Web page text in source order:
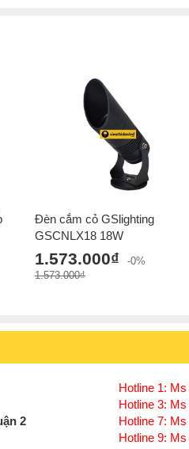
- Nhiệt độ hoạt động của
- Sử dụng chips LED
- Ống kính góc chiếu: 5/10/
Ứng dụng đèn led rọi cột
Đèn led rọi cột 18W có
cột tòa nhà, tường tòa
Đèn cắm cỏ GSlighting
GSCNLX18 18W
1.573.000₫
-0%
1.573.000₫
Hotline 1:
Hotline 3:
2
Hotline 7:
Hotline 9: